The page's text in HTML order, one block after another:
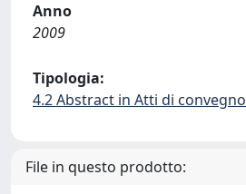
Anno
2009
Tipologia:
4.2 Abstract in Atti di convegno
File in questo prodotto: